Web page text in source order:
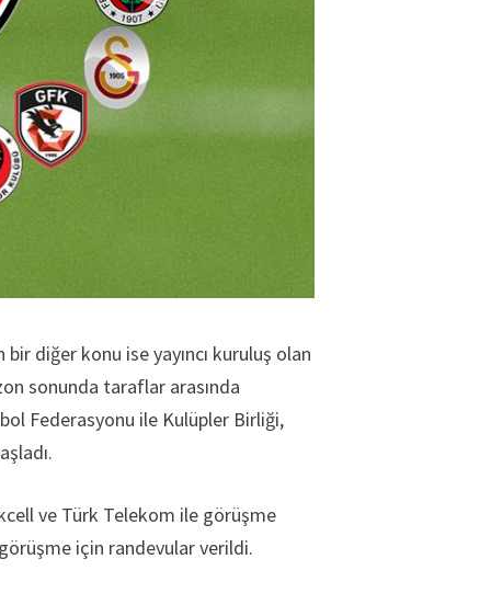
diğer konu ise yayıncı kuruluş olan
sonunda taraflar arasında
Federasyonu ile Kulüpler Birliği,
ve Türk Telekom ile görüşme
için randevular verildi.